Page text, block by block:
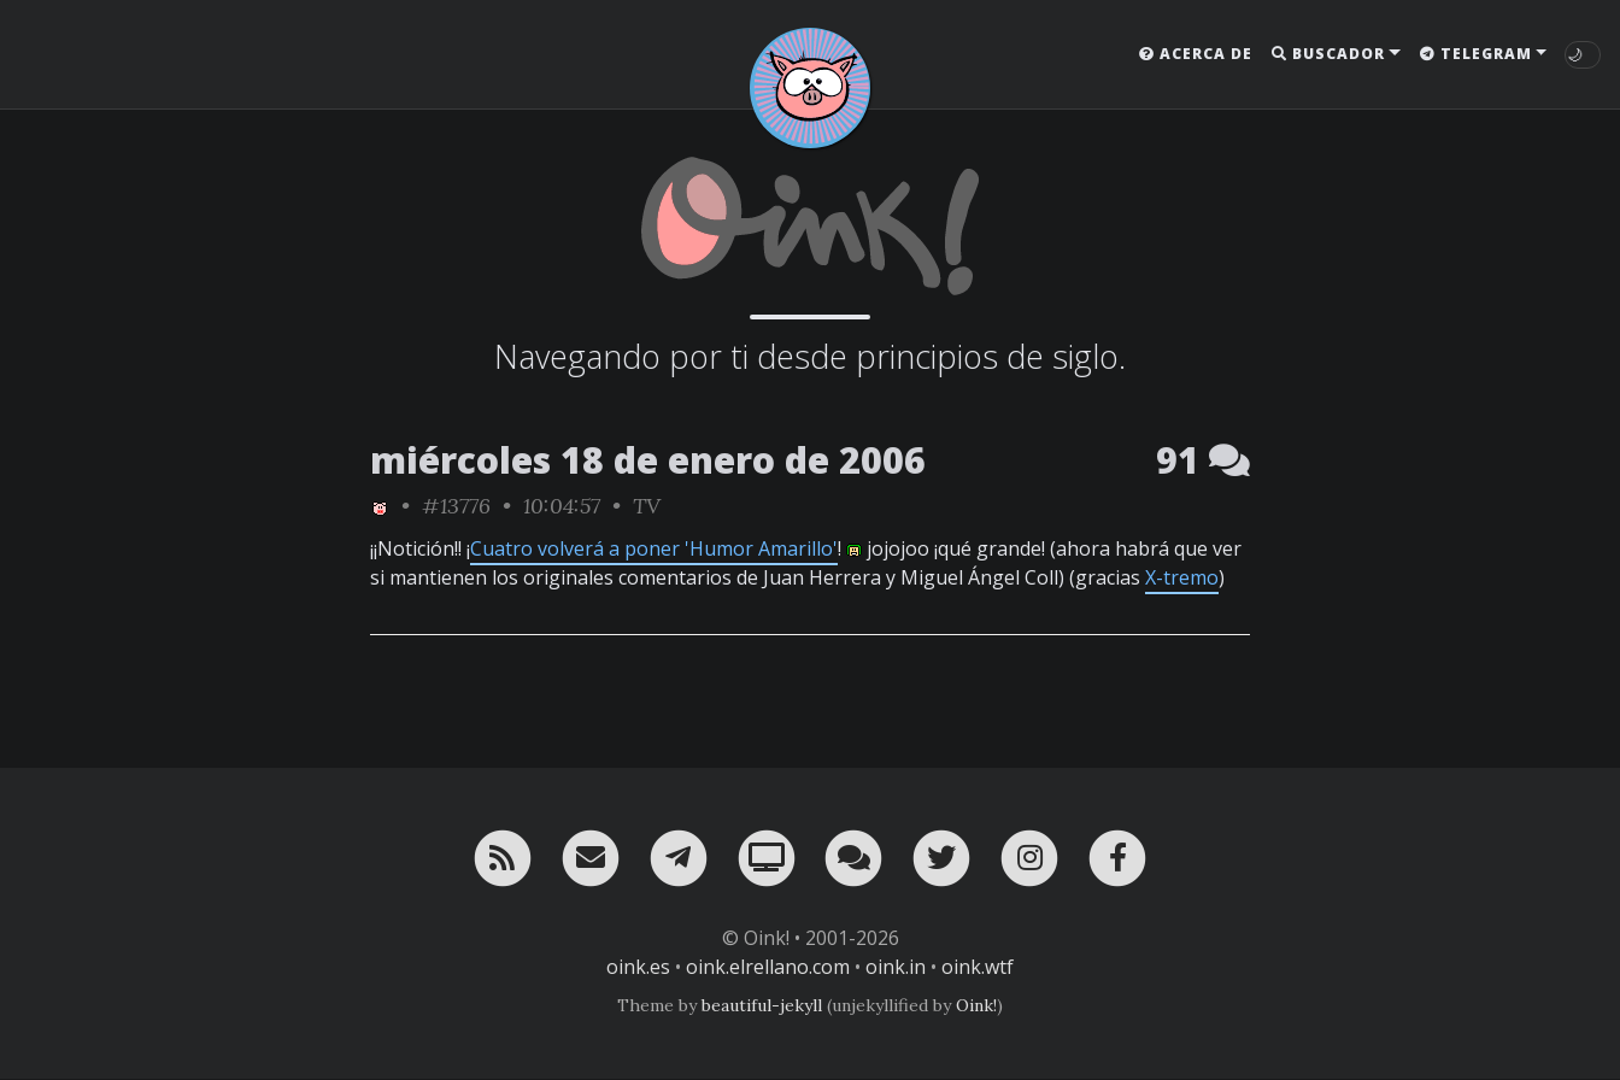
ACERCA DE BUSCADOR TELEGRAM 🌙
Navegando por ti desde principios de siglo.
miércoles 18 de enero de 2006 91
• #13776 • 10:04:57 • TV
¡¡Notición!! ¡Cuatro volverá a poner 'Humor Amarillo'!
jojojoo ¡qué grande! (ahora habrá que ver
si mantienen los originales comentarios de Juan Herrera y Miguel Ángel Coll) (gracias X-tremo)
RSS ¡Mándame un email!
¡Nuestro canal en Telegram!
Oink! TV Charla con nosotros en Telegram
Twitter Instagram
© Oink! • 2001-2026
oink.es • oink.elrellano.com • oink.in • oink.wtf
Theme bybeautiful-jekyll (unjekyllified byOink!)